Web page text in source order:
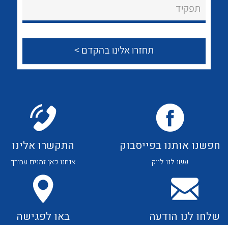
לכל מוצרי היצרן לכל מוצרי היצרן
לכל מוצרי היצרן לכל מוצרי היצרן
תפקיד
חפשנו אותנו בפייסבוק
עשו לנו לייק
התקשרו אלינו
אנחנו כאן זמנים עבורך
שלחו לנו הודעה באו לפגישה